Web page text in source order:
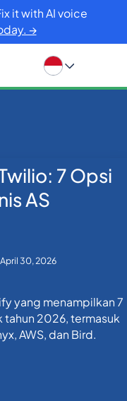
it with AI voice
→
Baik untuk
7 Opsi
AS
April 30, 2026